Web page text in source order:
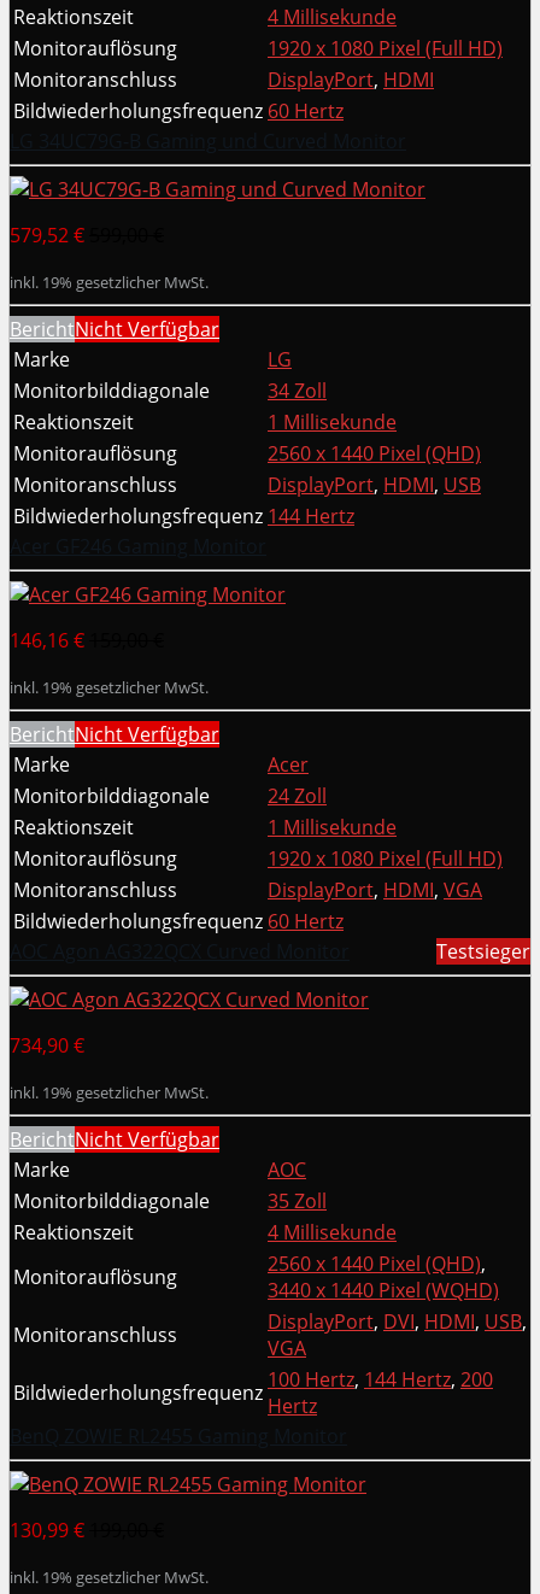
Reaktionszeit
4 Millisekunde
Monitorauflösung
1920 x 1080 Pixel (Full HD)
Monitoranschluss
DisplayPort, HDMI
Bildwiederholungsfrequenz 60 Hertz
579,52 €
inkl. 19% gesetzlicher MwSt.
BerichtNicht Verfügbar
Marke
LG
Monitorbilddiagonale
34 Zoll
Reaktionszeit
1 Millisekunde
Monitorauflösung
2560 x 1440 Pixel (QHD)
Monitoranschluss
DisplayPort, HDMI, USB
Bildwiederholungsfrequenz 144 Hertz
146,16 €
inkl. 19% gesetzlicher MwSt.
BerichtNicht Verfügbar
Marke
Acer
Monitorbilddiagonale
24 Zoll
Reaktionszeit
1 Millisekunde
Monitorauflösung
1920 x 1080 Pixel (Full HD)
Monitoranschluss
DisplayPort, HDMI, VGA
Bildwiederholungsfrequenz 60 Hertz
Testsieger
734,90 €
inkl. 19% gesetzlicher MwSt.
BerichtNicht Verfügbar
Marke
AOC
Monitorbilddiagonale
35 Zoll
Reaktionszeit
4 Millisekunde
Monitorauflösung
2560 x 1440 Pixel (QHD),
3440 x 1440 Pixel (WQHD)
Monitoranschluss
DisplayPort, DVI, HDMI, USB,
VGA
Bildwiederholungsfrequenz 100 Hertz, 144 Hertz, 200
Hertz
130,99 €
inkl. 19% gesetzlicher MwSt.